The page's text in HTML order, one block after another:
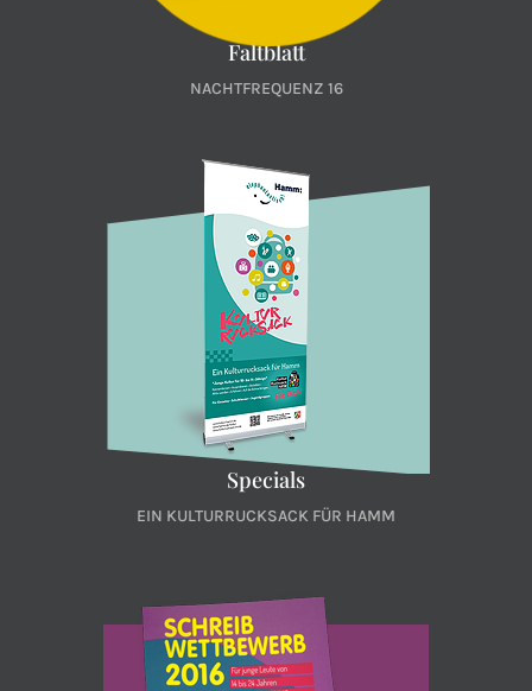
Faltblatt
NACHTFREQUENZ 16
Specials
EIN KULTURRUCKSACK FÜR HAMM